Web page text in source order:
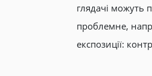
глядачі можуть
проблемне,
експозиції: